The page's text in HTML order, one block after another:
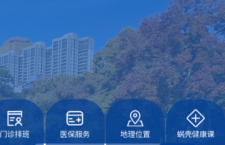
诊排班 医保服务 地理位置 蜗壳健康课